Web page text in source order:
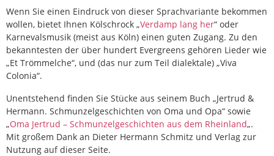
Wenn Sie einen Eindruck von dieser Sprachvariante bekommen
wollen, bietet Ihnen Kölschrock „Verdamp lang her“ oder
Karnevalsmusik (meist aus Köln) einen guten Zugang. Zu den
bekanntesten der über hundert Evergreens gehören Lieder wie
„Et Trömmelche“, und (das nur zum Teil dialektale) „Viva
Colonia“.
Unentstehend finden Sie Stücke aus seinem Buch „Jertrud &
Hermann. Schmunzelgeschichten von Oma und Opa“ sowie
„Oma Jertrud – Schmunzelgeschichten aus dem Rheinland„.
Mit großem Dank an Dieter Hermann Schmitz und Verlag zur
Nutzung auf dieser Seite.